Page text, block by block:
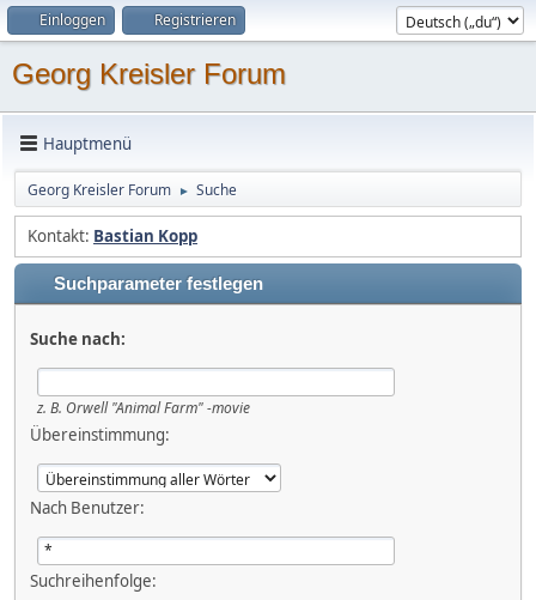
Einloggen Registrieren
Georg Kreisler Forum
Hauptmenü
Georg Kreisler Forum ► Suche
Kontakt: Bastian Kopp
Suchparameter festlegen
Suche nach:
z. B. Orwell "Animal Farm" -movie
Übereinstimmung:
Nach Benutzer:
Suchreihenfolge: